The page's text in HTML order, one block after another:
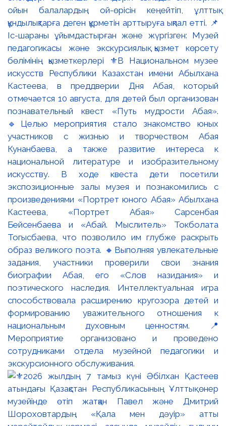
ойын балалардың ой-өрісін кеңейтіп, ұлттық
құндылықтарға деген құрметін арттыруға ықпал етті. 📌
Іс-шараны ұйымдастырған және жүргізген: Музей
педагогикасы және экскурсиялық қызмет көрсету
бөлімінің қызметкерлері ⚜️В Национальном музее
искусств Республики Казахстан имени Абылхана
Кастеева, в преддверии Дня Абая, который
отмечается 10 августа, для детей был организован
познавательный квест «Путь мудрости Абая».
🔹Целью мероприятия стало знакомство юных
участников с жизнью и творчеством Абая
Кунанбаева, а также развитие интереса к
национальной литературе и изобразительному
искусству. В ходе квеста дети посетили
экспозиционные залы музея и познакомились с
произведениями «Портрет юного Абая» Абылхана
Кастеева, «Портрет Абая» Сарсенбая
Бейсенбаева и «Абай. Мыслитель» Токболата
Тогысбаева, что позволило им глубже раскрыть
образ великого поэта. 🔸Выполняя увлекательные
задания, участники проверили свои знания
биографии Абая, его «Слов назидания» и
поэтического наследия. Интеллектуальная игра
способствовала расширению кругозора детей и
формированию уважительного отношения к
национальным духовным ценностям. 📍
Мероприятие организовано и проведено
сотрудниками отдела музейной педагогики и
экскурсионного обслуживания.